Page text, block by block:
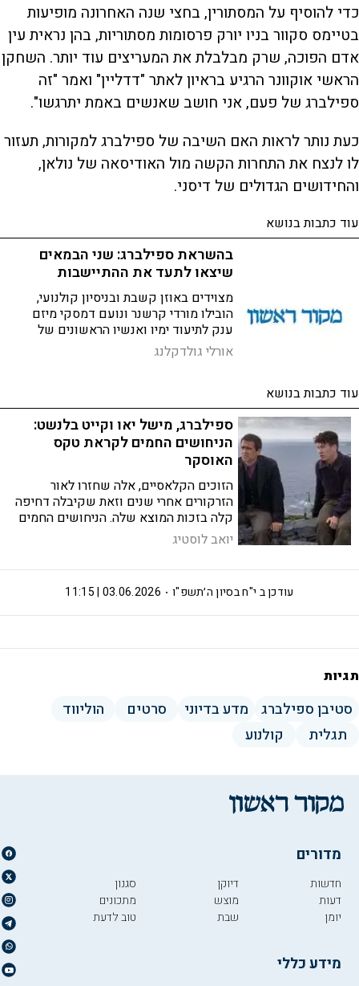
כדי להוסיף על המסתורין, בחצי שנה האחרונה מופיעות
בטיימס סקוור בניו יורק פרסומות מסתוריות, בהן נראית עין
אדם הפוכה, שרק מבלבלת את המעריצים עוד יותר. השחקן
הראשי אוקוונר הרגיע בראיון לאתר "דדליין" ואמר "זה
ספילברג של פעם, אני חושב שאנשים באמת יתרגשו".
כעת נותר לראות האם השיבה של ספילברג למקורות, תעזור
לו לנצח את התחרות הקשה מול האודיסאה של נולאן,
והחידושים הגדולים של דיסני.
עוד כתבות בנושא
בהשראת ספילברג: שני הבמאים
שיצאו לתעד את ההתיישבות
מצוידים באוזן קשבת ובניסיון קולנועי,
הובילו מורדי קרשנר ונועם דמסקי מיזם
ענק לתיעוד ימיו ואנשיו הראשונים של
מפעל ההתיישבות ביהודה, שומרון והגולן.
לקראת עליית האתר לרשת הם מספרים על
שהתחוללו ביישובים לאורך השנים
אורלי גולדקלנג
עוד כתבות בנושא
ספילברג, מישל יאו וקייט בלנשט:
הניחושים החמים לקראת טקס
האוסקר
הזוכים הקלאסיים, אלה שחזרו לאור
הזרקורים אחרי שנים וזאת שקיבלה דחיפה
קלה בזכות המוצא שלה. הניחושים החמים
לקראת טקס פרסי האוסקר 2023
יואב לוסטיג
י"ח בסיון ה׳תשפ"ו 03.06.2026 | 11:15 עודכן ב
תגיות
סטיבן ספילברג מדע בדיוני סרטים
הוליווד
תגלית
קולנוע
מדורים
חדשות
דעות
יומן
דיוקן
מוצש
שבת
סגנון
מתכונים
טוב לדעת
מידע כללי